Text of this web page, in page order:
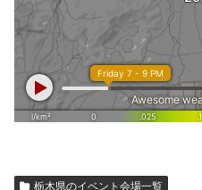
栃木県のイベント会場一覧